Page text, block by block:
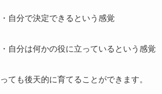
自分で決定できるという感覚
自分は何かの役に立っているという感覚
ても後天的に育てることができます。